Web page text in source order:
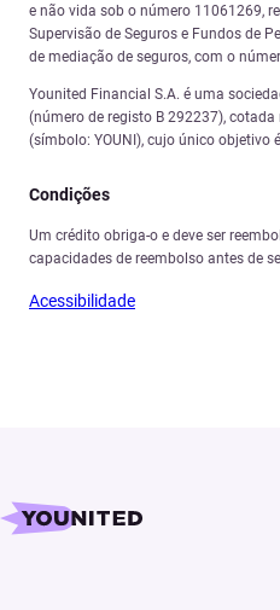
e não vida sob o número 11061269,
Supervisão de Seguros e Fundos de
de mediação de seguros, com o
Younited Financial S.A. é uma
(número de registo B 292237),
(símbolo: YOUNI), cujo único objetivo
Condições
Um crédito obriga-o e deve ser
capacidades de reembolso antes de
Acessibilidade